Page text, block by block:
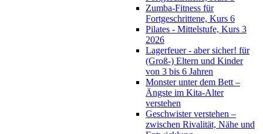
Zumba-Fitness für
Fortgeschrittene, Kurs 6
Pilates - Mittelstufe, Kurs 3
2026
Lagerfeuer - aber sicher! für
(Groß-) Eltern und Kinder
von 3 bis 6 Jahren
Monster unter dem Bett –
Ängste im Kita-Alter
verstehen
Geschwister verstehen –
zwischen Rivalität, Nähe und